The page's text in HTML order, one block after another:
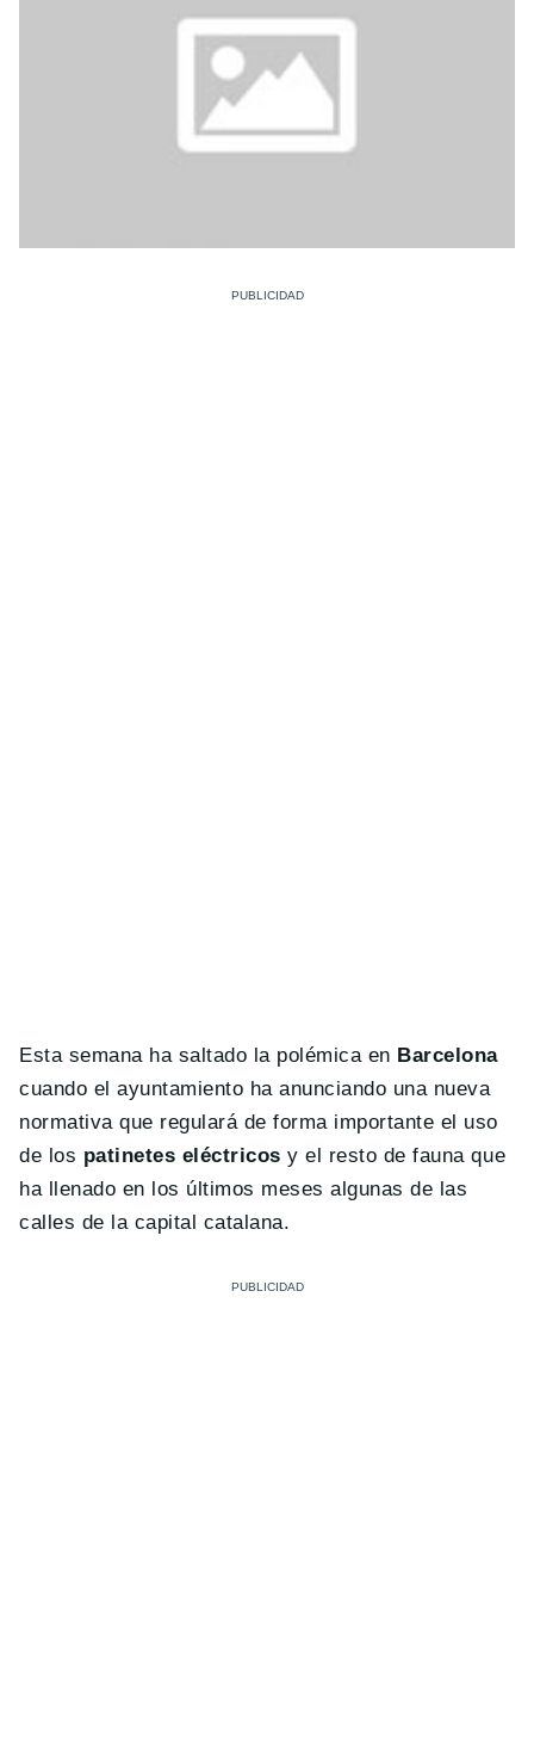
Esta semana ha saltado la polémica en Barcelona
cuando el ayuntamiento ha anunciando una nueva
normativa que regulará de forma importante el uso
de los patinetes eléctricos y el resto de fauna que
ha llenado en los últimos meses algunas de las
calles de la capital catalana.